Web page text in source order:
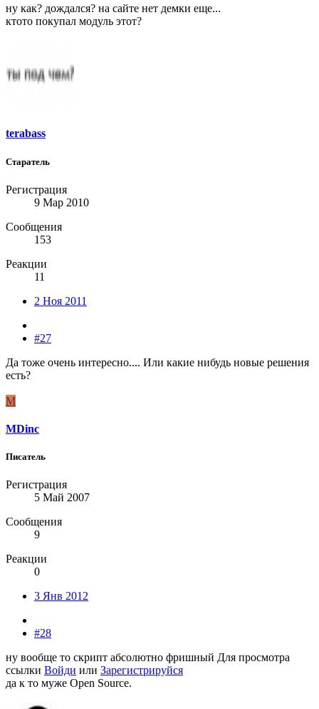
ну как? дождался? на сайте нет демки еще...
ктото покупал модуль этот?
terabass
Старатель
Регистрация
9 Мар 2010
Сообщения
153
Реакции
11
2 Ноя 2011
#27
Да тоже очень интересно.... Или какие нибудь новые решения
есть?
M
MDinc
Писатель
Регистрация
5 Май 2007
Сообщения
9
Реакции
0
3 Янв 2012
#28
ну вообще то скрипт абсолютно фришный Для просмотра
ссылки Войди или Зарегистрируйся
да к то муже Open Source.